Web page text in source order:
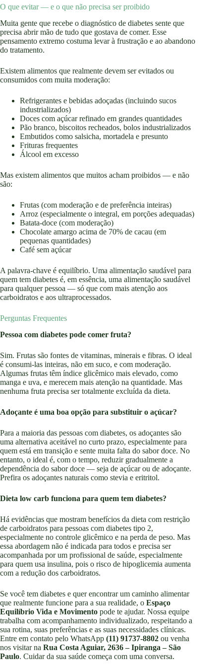
O que evitar — e o que não precisa ser proibido
Muita gente que recebe o diagnóstico de diabetes sente que
precisa abrir mão de tudo que gostava de comer. Esse
pensamento extremo costuma levar à frustração e ao abandono
do tratamento.
Existem alimentos que realmente devem ser evitados ou
consumidos com muita moderação:
Refrigerantes e bebidas adoçadas (incluindo sucos
industrializados)
Doces com açúcar refinado em grandes quantidades
Pão branco, biscoitos recheados, bolos industrializados
Embutidos como salsicha, mortadela e presunto
Frituras frequentes
Álcool em excesso
Mas existem alimentos que muitos acham proibidos — e não
são:
Frutas (com moderação e de preferência inteiras)
Arroz (especialmente o integral, em porções adequadas)
Batata-doce (com moderação)
Chocolate amargo acima de 70% de cacau (em
pequenas quantidades)
Café sem açúcar
A palavra-chave é equilíbrio. Uma alimentação saudável para
quem tem diabetes é, em essência, uma alimentação saudável
para qualquer pessoa — só que com mais atenção aos
carboidratos e aos ultraprocessados.
Perguntas Frequentes
Pessoa com diabetes pode comer fruta?
Sim. Frutas são fontes de vitaminas, minerais e fibras. O ideal
é consumi-las inteiras, não em suco, e com moderação.
Algumas frutas têm índice glicêmico mais elevado, como
manga e uva, e merecem mais atenção na quantidade. Mas
nenhuma fruta precisa ser totalmente excluída da dieta.
Adoçante é uma boa opção para substituir o açúcar?
Para a maioria das pessoas com diabetes, os adoçantes são
uma alternativa aceitável no curto prazo, especialmente para
quem está em transição e sente muita falta do sabor doce. No
entanto, o ideal é, com o tempo, reduzir gradualmente a
dependência do sabor doce — seja de açúcar ou de adoçante.
Prefira os adoçantes naturais como stevia e eritritol.
Dieta low carb funciona para quem tem diabetes?
Há evidências que mostram benefícios da dieta com restrição
de carboidratos para pessoas com diabetes tipo 2,
especialmente no controle glicêmico e na perda de peso. Mas
essa abordagem não é indicada para todos e precisa ser
acompanhada por um profissional de saúde, especialmente
para quem usa insulina, pois o risco de hipoglicemia aumenta
com a redução dos carboidratos.
Se você tem diabetes e quer encontrar um caminho alimentar
que realmente funcione para a sua realidade, o Espaço
Equilíbrio Vida e Movimento pode te ajudar. Nossa equipe
trabalha com acompanhamento individualizado, respeitando a
sua rotina, suas preferências e as suas necessidades clínicas.
Entre em contato pelo WhatsApp (11) 91737-8802 ou venha
nos visitar na Rua Costa Aguiar, 2636 – Ipiranga – São
Paulo. Cuidar da sua saúde começa com uma conversa.